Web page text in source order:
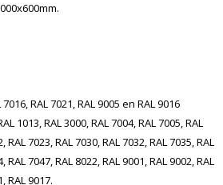
RAL 7021, RAL 9005 en RAL 9016
1013, RAL 3000, RAL 7004, RAL 7005, RAL
RAL 7023, RAL 7030, RAL 7032, RAL 7035, RAL
RAL 7047, RAL 8022, RAL 9001, RAL 9002, RAL
RAL 9017.